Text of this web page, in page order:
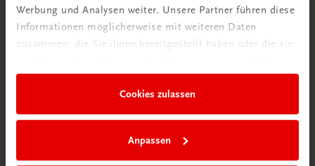
Werbung und Analysen weiter. Unsere Partner führen diese
Informationen möglicherweise mit weiteren Daten
zusammen, die Sie ihnen bereitgestellt haben oder die sie
Cookies zulassen
Anpassen
TRAUNER Verlag + Buchservice GmbH
Köglstraße 14 | 4020 Linz
Tel.:+43 732 778241
buchservice@trauner.at
WhatsApp:+43 664 88 58 69 41